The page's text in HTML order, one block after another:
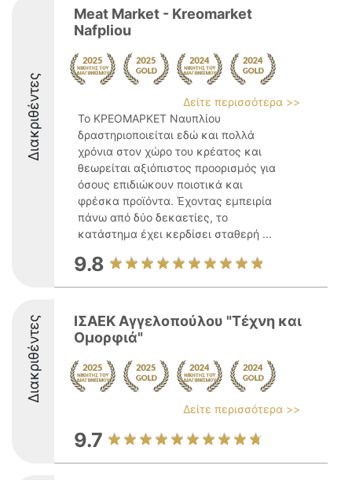
Διακριθέντες
Meat Market - Kreomarket
Nafpliou
Δείτε περισσότερα >>
Το ΚΡΕΟΜΑΡΚΕΤ Ναυπλίου
δραστηριοποιείται εδώ και πολλά
χρόνια στον χώρο του κρέατος και
θεωρείται αξιόπιστος προορισμός για
όσους επιδιώκουν ποιοτικά και
φρέσκα προϊόντα. Έχοντας εμπειρία
πάνω από δύο δεκαετίες, το
κατάστημα έχει κερδίσει σταθερή ...
9.8
Διακριθέντες
ΙΣΑΕΚ Αγγελοπούλου "Τέχνη και
Ομορφιά"
Δείτε περισσότερα >>
9.7